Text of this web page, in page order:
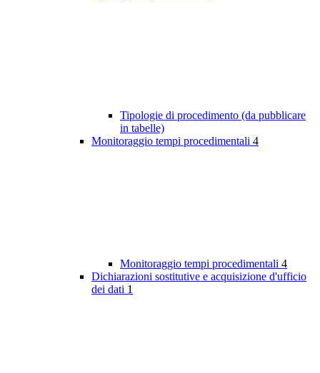
Tipologie di procedimento (da pubblicare
in tabelle)
Monitoraggio tempi procedimentali 4
Monitoraggio tempi procedimentali 4
Dichiarazioni sostitutive e acquisizione d'ufficio
dei dati 1